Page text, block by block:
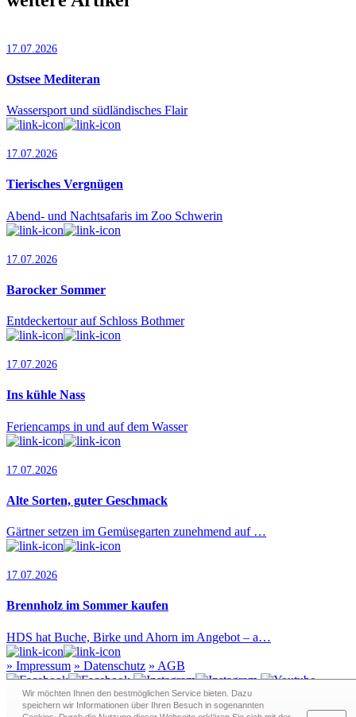
17.07.2026
Ostsee Mediteran
Wassersport und südländisches Flair
17.07.2026
Tierisches Vergnügen
Abend- und Nachtsafaris im Zoo Schwerin
17.07.2026
Barocker Sommer
Entdeckertour auf Schloss Bothmer
17.07.2026
Ins kühle Nass
Feriencamps in und auf dem Wasser
17.07.2026
Alte Sorten, guter Geschmack
Gärtner setzen im Gemüsegarten zunehmend auf …
17.07.2026
Brennholz im Sommer kaufen
HDS hat Buche, Birke und Ahorn im Angebot – a…
» Impressum » Datenschutz » AGB
Wir möchten Ihnen den bestmöglichen Service bieten. Dazu
speichern wir Informationen über Ihren Besuch in sogenann­ten